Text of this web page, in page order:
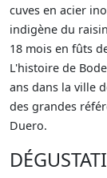
cuves en acier
indigène du
18 mois en fûts
L'histoire de
ans dans la ville
des grandes
Duero.